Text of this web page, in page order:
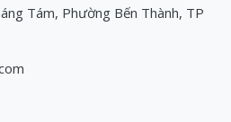
Tám, Phường Bến Thành, TP